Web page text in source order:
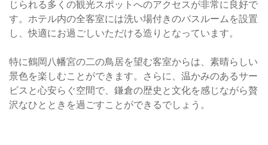
じられる多くの観光スポットへのアクセスが非常に良好で
す。ホテル内の全客室には洗い場付きのバスルームを設置
し、快適にお過ごしいただける造りとなっています。
特に鶴岡八幡宮の二の鳥居を望む客室からは、素晴らしい
景色を楽しむことができます。さらに、温かみのあるサー
ビスと心安らぐ空間で、鎌倉の歴史と文化を感じながら贅
沢なひとときを過ごすことができるでしょう。